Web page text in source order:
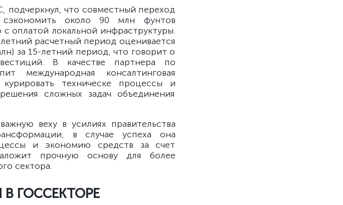
подчеркнул, что совместный переход
около 90 млн фунтов
оплатой локальной инфраструктуры.
расчетный период оценивается
за 15-летний период, что говорит о
В качестве партнера по
международная консалтинговая
техническе процессы и
сложных задач объединения
веху в усилиях правительства
в случае успеха она
и экономию средств за счет
прочную основу для более
сектора.
ГОССЕКТОРЕ